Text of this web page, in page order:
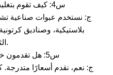
س4: كيف تقوم بتغليف المحامل لمنع الصدأ والتلف؟
ج: نستخدم عبوات صناعية
بلاستيكية، وصناديق
الثقيلة لضمان السلامة أثناء النقل.
س5: هل تقدمون خصومات على الطلبات بالجملة؟
ج: نعم، نقدم أسعارًا متدرجة.